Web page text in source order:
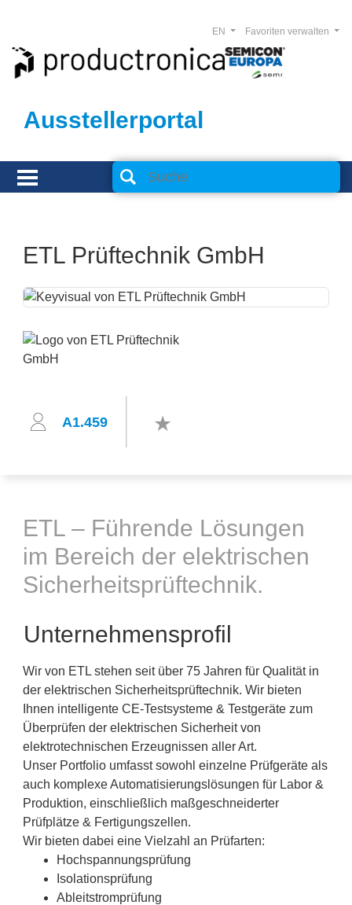
Ausstellerportal
Favoriten verwalten
EN
ETL Prüftechnik GmbH
A1.459
ETL – Führende Lösungen
im Bereich der elektrischen
Sicherheitsprüftechnik.
Unternehmensprofil
Wir von ETL stehen seit über 75 Jahren für Qualität in
der elektrischen Sicherheitsprüftechnik. Wir bieten
Ihnen intelligente CE-Testsysteme & Testgeräte zum
Überprüfen der elektrischen Sicherheit von
elektrotechnischen Erzeugnissen aller Art.
Unser Portfolio umfasst sowohl einzelne Prüfgeräte als
auch komplexe Automatisierungslösungen für Labor &
Produktion, einschließlich maßgeschneiderter
Prüfplätze & Fertigungszellen.
Wir bieten dabei eine Vielzahl an Prüfarten:
Hochspannungsprüfung
Isolationsprüfung
Ableitstromprüfung